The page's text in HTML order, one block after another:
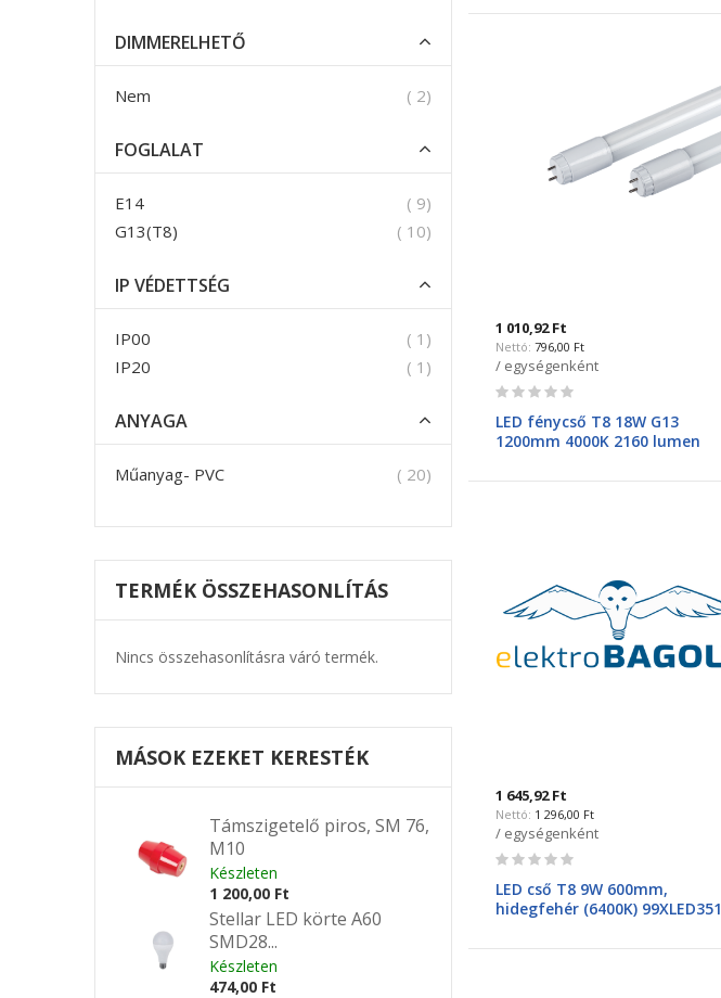
1 010,92 Ft
796,00 Ft
/ egységenként
Rating:
LED fénycső T8 18W G13
1200mm 4000K 2160 lumen
1 645,92 Ft
1 296,00 Ft
/ egységenként
Rating:
LED cső T8 9W 600mm,
hidegfehér (6400K) 99XLED351
DIMMERELHETŐ
Nem 2termék
FOGLALAT
E14 9termék
G13(T8)
10termék
IP VÉDETTSÉG
IP00 1 termék
IP20
1 termék
ANYAGA
Műanyag- PVC 20termék
TERMÉK ÖSSZEHASONLÍTÁS
Nincs összehasonlításra váró termék.
MÁSOK EZEKET KERESTÉK
Támszigetelő piros, SM 76,
M10
Készleten
1 200,00 Ft
Stellar LED körte A60
SMD28...
Készleten
474,00 Ft